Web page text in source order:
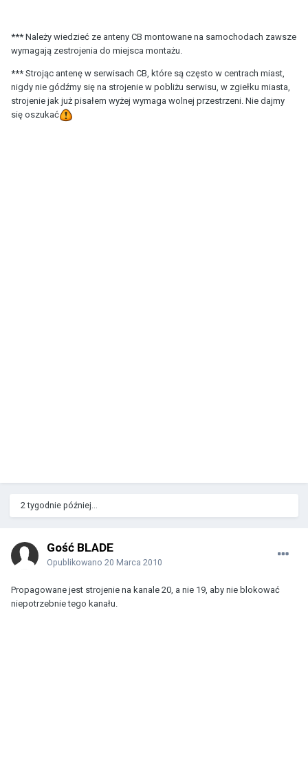
*** Należy wiedzieć ze anteny CB montowane na samochodach zawsze
wymagają zestrojenia do miejsca montażu.
*** Strojąc antenę w serwisach CB, które są często w centrach miast,
nigdy nie gódźmy się na strojenie w pobliżu serwisu, w zgiełku miasta,
strojenie jak już pisałem wyżej wymaga wolnej przestrzeni. Nie dajmy
się oszukać
2 tygodnie później...
Gość BLADE
Opublikowano 20 Marca 2010
Propagowane jest strojenie na kanale 20, a nie 19, aby nie blokować
niepotrzebnie tego kanału.